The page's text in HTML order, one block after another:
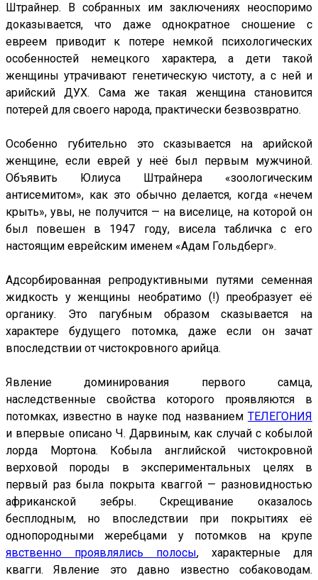
Штрайнер. В собранных им заключениях неоспоримо
доказывается, что даже однократное сношение с
евреем приводит к потере немкой психологических
особенностей немецкого характера, а дети такой
женщины утрачивают генетическую чистоту, а с ней и
арийский ДУХ. Сама же такая женщина становится
потерей для своего народа, практически безвозвратно.
Особенно губительно это сказывается на арийской
женщине, если еврей у неё был первым мужчиной.
Объявить Юлиуса Штрайнера «зоологическим
антисемитом», как это обычно делается, когда «нечем
крыть», увы, не получится — на виселице, на которой он
был повешен в 1947 году, висела табличка с его
настоящим еврейским именем «Адам Гольдберг».
Адсорбированная репродуктивными путями семенная
жидкость у женщины необратимо (!) преобразует её
органику. Это пагубным образом сказывается на
характере будущего потомка, даже если он зачат
впоследствии от чистокровного арийца.
Явление доминирования первого самца,
наследственные свойства которого проявляются в
потомках, известно в науке под названием ТЕЛЕГОНИЯ
и впервые описано Ч. Дарвиным, как случай с кобылой
лорда Мортона. Кобыла английской чистокровной
верховой породы в экспериментальных целях в
первый раз была покрыта кваггой — разновидностью
африканской зебры. Скрещивание оказалось
бесплодным, но впоследствии при покрытиях её
однопородными жеребцами у потомков на крупе
явственно проявлялись полосы, характерные для
квагги. Явление это давно известно собаководам.